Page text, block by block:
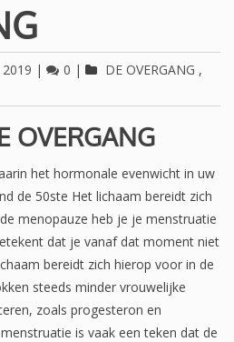
| 0 | DE OVERGANG ,
OVERGANG
het hormonale evenwicht in uw
de 50ste Het lichaam bereidt zich
menopauze heb je je menstruatie
dat je vanaf dat moment niet
bereidt zich hierop voor in de
steeds minder vrouwelijke
zoals progesteron en
is vaak een teken dat de